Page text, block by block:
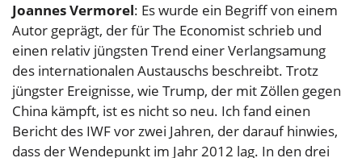
Joannes Vermorel: Es wurde ein Begriff von einem
Autor geprägt, der für The Economist schrieb und
einen relativ jüngsten Trend einer Verlangsamung
des internationalen Austauschs beschreibt. Trotz
jüngster Ereignisse, wie Trump, der mit Zöllen gegen
China kämpft, ist es nicht so neu. Ich fand einen
Bericht des IWF vor zwei Jahren, der darauf hinwies,
dass der Wendepunkt im Jahr 2012 lag. In den drei